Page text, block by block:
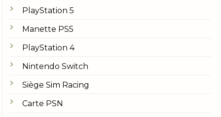
PlayStation 5
Manette PS5
PlayStation 4
Nintendo Switch
Siège Sim Racing
Carte PSN